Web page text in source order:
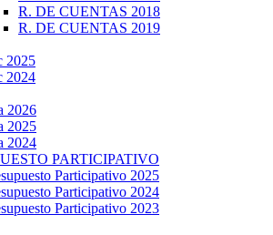
R. DE CUENTAS 2018
R. DE CUENTAS 2019
2025
2024
2026
2025
2024
PARTICIPATIVO
Participativo 2025
Participativo 2024
Participativo 2023